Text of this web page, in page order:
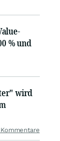
% und
wird